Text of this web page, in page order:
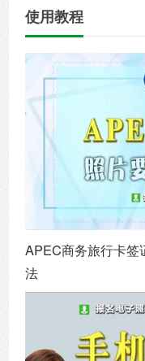
使用教程
APEC商务旅行卡签
法